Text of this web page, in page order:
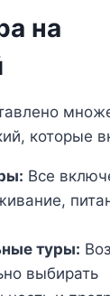
на
которые
Все
туры:
выбирать